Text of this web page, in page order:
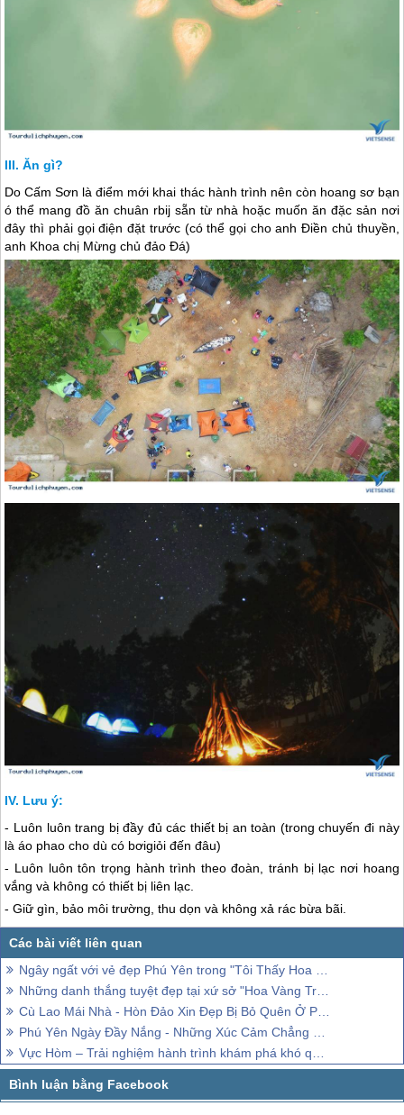
Ăn gì?
Do Cấm Sơn là điểm mới khai thác hành trình nên còn hoang sơ bạn
ó thể mang đồ ăn chuân rbij sẵn từ nhà hoặc muốn ăn đặc sản nơi
đây thì phải gọi điện đặt trước (có thể gọi cho anh Điền chủ thuyền,
anh Khoa chị Mừng chủ đảo Đá)
Lưu ý:
- Luôn luôn trang bị đầy đủ các thiết bị an toàn (trong chuyến đi này
là áo phao cho dù có bơigiỏi đến đâu)
- Luôn luôn tôn trọng hành trình theo đoàn, tránh bị lạc nơi hoang
vắng và không có thiết bị liên lạc.
- Giữ gìn, bảo môi trường, thu dọn và không xả rác bừa bãi.
Ngây ngất với vẻ đẹp Phú Yên trong "Tôi Thấy Hoa Vàng Trên Cỏ Xanh"
Những danh thắng tuyệt đẹp tại xứ sở "Hoa Vàng Trên Cỏ Xanh"
Cù Lao Mái Nhà - Hòn Đảo Xin Đẹp Bị Bỏ Quên Ở Phú Yên
Phú Yên Ngày Đầy Nắng - Những Xúc Cảm Chẳng Thế Quên
Vực Hòm – Trải nghiệm hành trình khám phá khó quên khi đến Phú Yên